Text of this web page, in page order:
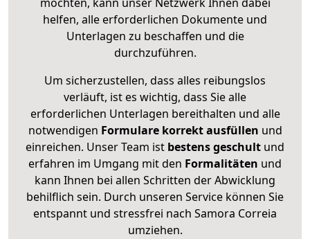
helfen, alle erforderlichen Dokumente und
Unterlagen zu beschaffen und die
durchzuführen.
Um sicherzustellen, dass alles reibungslos
verläuft, ist es wichtig, dass Sie alle
erforderlichen Unterlagen bereithalten und alle
notwendigen Formulare korrekt ausfüllen und
einreichen. Unser Team ist bestens geschult und
erfahren im Umgang mit den Formalitäten und
kann Ihnen bei allen Schritten der Abwicklung
behilflich sein. Durch unseren Service können Sie
entspannt und stressfrei nach Samora Correia
umziehen.